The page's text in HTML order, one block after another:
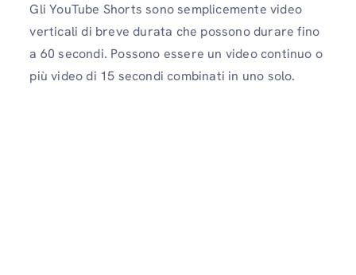
Gli YouTube Shorts sono semplicemente video
verticali di breve durata che possono durare fino
a 60 secondi. Possono essere un video continuo o
più video di 15 secondi combinati in uno solo.